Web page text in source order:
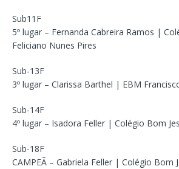
Sub11F
5º lugar – Fernanda Cabreira Ramos |
Feliciano Nunes Pires
Sub-13F
3º lugar – Clarissa Barthel | EBM
Sub-14F
4º lugar – Isadora Feller | Colégio Bom
Sub-18F
CAMPEÃ – Gabriela Feller | Colégio Bom